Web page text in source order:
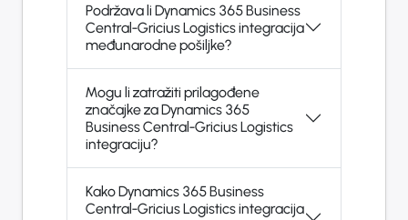
Podržava li Dynamics 365 Business
Central-Gricius Logistics integracija
međunarodne pošiljke?
Mogu li zatražiti prilagođene
značajke za Dynamics 365
Business Central-Gricius Logistics
integraciju?
Kako Dynamics 365 Business
Central-Gricius Logistics integracija